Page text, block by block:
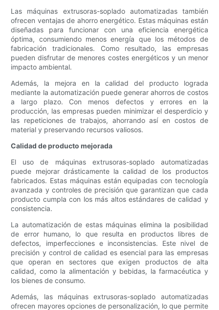
Las máquinas extrusoras-soplado automatizadas también
ofrecen ventajas de ahorro energético. Estas máquinas están
diseñadas para funcionar con una eficiencia energética
óptima, consumiendo menos energía que los métodos de
fabricación tradicionales. Como resultado, las empresas
pueden disfrutar de menores costes energéticos y un menor
impacto ambiental.
Además, la mejora en la calidad del producto lograda
mediante la automatización puede generar ahorros de costos
a largo plazo. Con menos defectos y errores en la
producción, las empresas pueden minimizar el desperdicio y
las repeticiones de trabajos, ahorrando así en costos de
material y preservando recursos valiosos.
Calidad de producto mejorada
El uso de máquinas extrusoras-soplado automatizadas
puede mejorar drásticamente la calidad de los productos
fabricados. Estas máquinas están equipadas con tecnología
avanzada y controles de precisión que garantizan que cada
producto cumpla con los más altos estándares de calidad y
consistencia.
La automatización de estas máquinas elimina la posibilidad
de error humano, lo que resulta en productos libres de
defectos, imperfecciones e inconsistencias. Este nivel de
precisión y control de calidad es esencial para las empresas
que operan en sectores que exigen productos de alta
calidad, como la alimentación y bebidas, la farmacéutica y
los bienes de consumo.
Además, las máquinas extrusoras-soplado automatizadas
ofrecen mayores opciones de personalización, lo que permite